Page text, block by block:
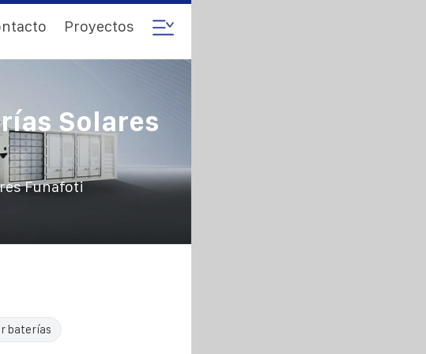
Proyectos
Solares
Funafoti
baterías